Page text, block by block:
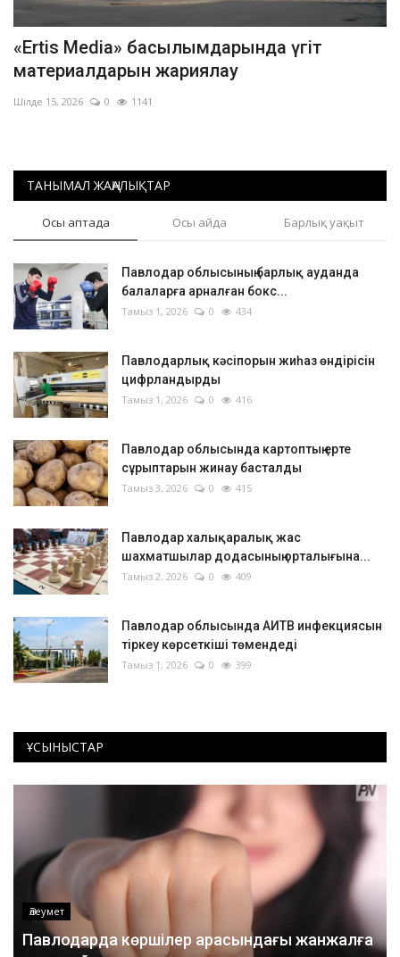
«Ertis Media» басылымдарында үгіт
материалдарын жариялау
Шілде 15, 2026 0 1141
ТАНЫМАЛ ЖАҢАЛЫҚТАР
Осы аптада Осы айда Барлық уақыт
Павлодар облысының барлық ауданда
балаларға арналған бокс...
Тамыз 1, 2026 0 434
Павлодарлық кәсіпорын жиһаз өндірісін
цифрландырды
Тамыз 1, 2026 0 416
Павлодар облысында картоптың ерте
сұрыптарын жинау басталды
Тамыз 3, 2026 0 415
Павлодар халықаралық жас
шахматшылар додасының орталығына...
Тамыз 2, 2026 0 409
Павлодар облысында АИТВ инфекциясын
тіркеу көрсеткіші төмендеді
Тамыз 1, 2026 0 399
ҰСЫНЫСТАР
Әлеумет
Павлодарда көршілер арасындағы жанжалға